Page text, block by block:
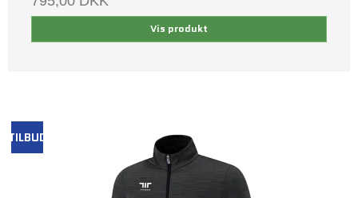
Vis produkt
TILBUD